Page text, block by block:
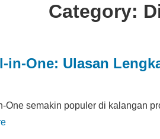
Category:
in-One: Ulasan
One semakin populer di kalangan